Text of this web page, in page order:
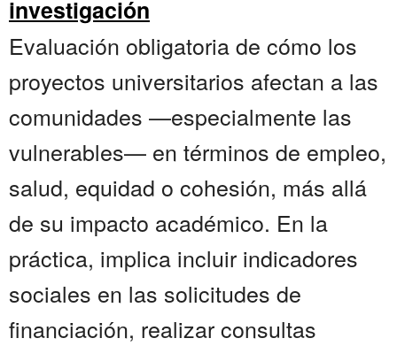
investigación
Evaluación obligatoria de cómo los
proyectos universitarios afectan a las
comunidades —especialmente las
vulnerables— en términos de empleo,
salud, equidad o cohesión, más allá
de su impacto académico. En la
práctica, implica incluir indicadores
sociales en las solicitudes de
financiación, realizar consultas